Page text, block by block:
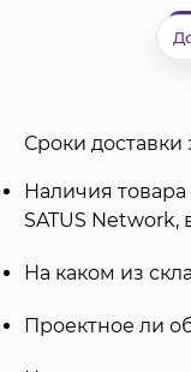
Сроки доставки
Наличия
SATUS
На каком из
Проектное ли